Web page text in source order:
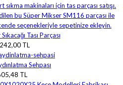
Tası Parçası
TL
Sehpası
TL